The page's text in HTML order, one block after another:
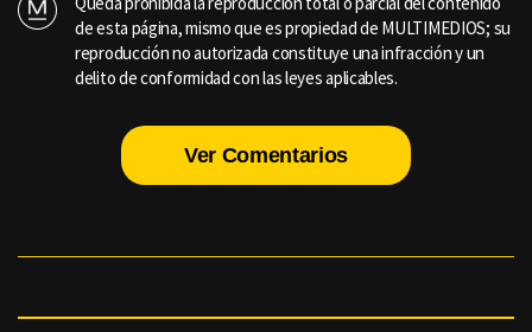
de esta página, mismo que es propiedad de MULTIMEDIOS; su
reproducción no autorizada constituye una infracción y un
delito de conformidad con las leyes aplicables.
Ver Comentarios